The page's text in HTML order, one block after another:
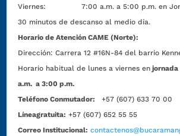
Viernes: 7:00 a.m. a 5:00 p.m. en
30 minutos de descanso al medio día.
Horario de Atención CAME (Norte):
Dirección:Carrera 12 #16N-84 del barrio
Horario habitual de lunes a viernes en jornada
a.m. a 3:00 p.m.
Teléfono Conmutador:
+57 (607) 633 70 00
Líneagratuita: +57 (607) 652 55 55
Correo Institucional: